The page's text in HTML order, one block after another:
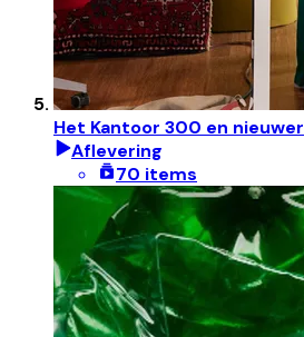
Het Kantoor 300 en nieuwer
Aflevering
70 items